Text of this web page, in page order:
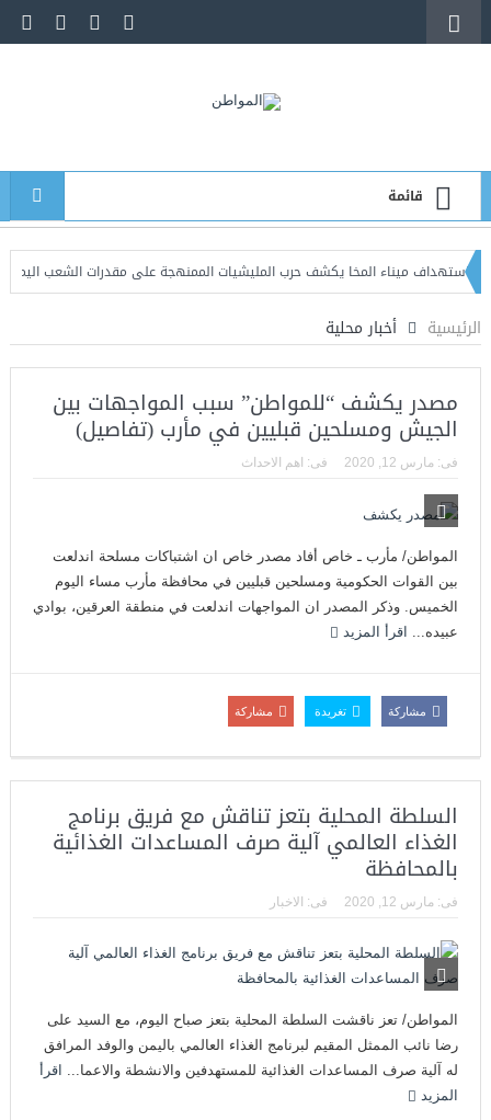
قائمة
المخا يكشف حرب المليشيات الممنهجة على مقدرات الشعب اليمني وشرايين
وزارة الدفاع تطلق حملة أمنية شاملة لملاحقة المطلوبين وتعزيز الاستقرار
الرئيسية أخبار محلية
مصدر يكشف “للمواطن” سبب المواجهات بين
الجيش ومسلحين قبليين في مأرب (تفاصيل)
فى: مارس 12, 2020 فى: اهم الاحداث
المواطن/ مأرب ـ خاص أفاد مصدر خاص ان اشتباكات مسلحة اندلعت
بين القوات الحكومية ومسلحين قبليين في محافظة مأرب مساء اليوم
الخميس. وذكر المصدر ان المواجهات اندلعت في منطقة العرقين، بوادي
عبيده...
اقرأ المزيد
مشاركة تغريدة مشاركة
السلطة المحلية بتعز تناقش مع فريق برنامج
الغذاء العالمي آلية صرف المساعدات الغذائية
بالمحافظة
فى: مارس 12, 2020 فى: الاخبار
المواطن/ تعز ناقشت السلطة المحلية بتعز صباح اليوم، مع السيد على
رضا نائب الممثل المقيم لبرنامج الغذاء العالمي باليمن والوفد المرافق
له آلية صرف المساعدات الغذائية للمستهدفين والانشطة والاعما...
اقرأ
المزيد